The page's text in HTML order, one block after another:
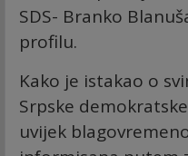
SDS- Branko
profilu.
Kako je istakao o
Srpske
uvijek